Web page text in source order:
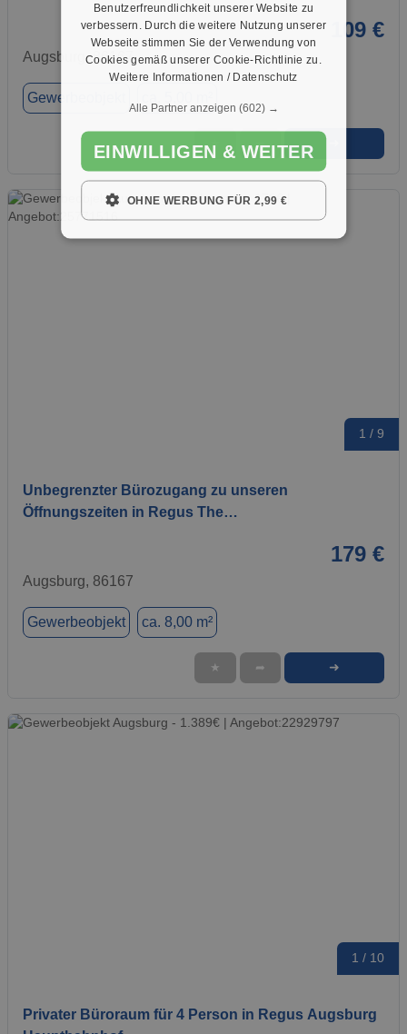
109 €
Augsburg, 86167
Gewerbeobjekt
★ ➦
1 / 9
Unbegrenzter Bürozugang zu unseren
Öffnungszeiten in Regus The…
179 €
Augsburg, 86167
Gewerbeobjekt ca. 8,00 m²
★ ➦ ➜
1 / 10
Privater Büroraum für 4 Person in Regus Augsburg
Benutzerfreundlichkeit unserer Website zu
verbessern. Durch die weitere Nutzung unserer
Webseite stimmen Sie der Verwendung von
Cookies gemäß unserer Cookie-Richtlinie zu.
Weitere Informationen / Datenschutz
Alle Partner anzeigen (602) →
EINWILLIGEN & WEITER
OHNE WERBUNG FÜR 2,99 €